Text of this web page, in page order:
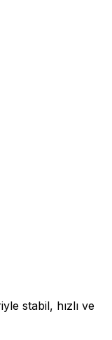
stabil, hızlı ve